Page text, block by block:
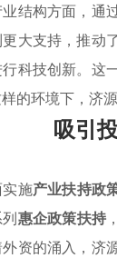
结构方面，通
大支持，推动
科技创新。这
的环境下，济
吸引
施产业扶持政
惠企政策扶持
资的涌入，济